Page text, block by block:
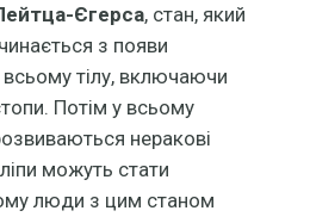
Єгерса, стан, який
з появи
тілу, включаючи
Потім у всьому
неракові
можуть стати
люди з цим станом